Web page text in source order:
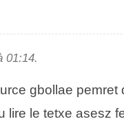
01:14.
gllobae peermt
lire le texte asesz